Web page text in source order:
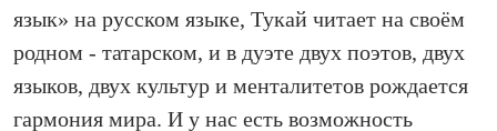
язык» на русском языке, Тукай читает на своём
родном - татарском, и в дуэте двух поэтов, двух
языков, двух культур и менталитетов рождается
гармония мира. И у нас есть возможность